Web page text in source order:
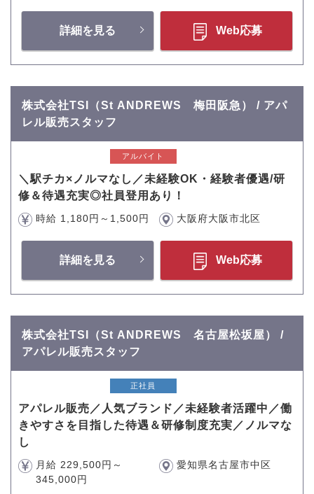
詳細を見る Web応募
株式会社TSI（St ANDREWS 梅田阪急） / アパ
レル販売スタッフ
アルバイト
＼駅チカ×ノルマなし／未経験OK・経験者優遇/研
修＆待遇充実◎社員登用あり！
時給 1,180円～1,500円 大阪府大阪市北区
詳細を見る Web応募
株式会社TSI（St ANDREWS 名古屋松坂屋） /
アパレル販売スタッフ
正社員
アパレル販売／人気ブランド／未経験者活躍中／働
きやすさを目指した待遇＆研修制度充実／ノルマな
し
月給 229,500円～
345,000円
愛知県名古屋市中区